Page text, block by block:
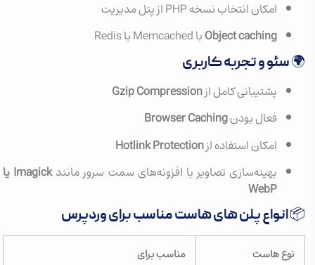
امکان انتخاب نسخه PHP از پنل مدیریت
Object cachingبا Memcached یا Redis
🌍 سئو و تجربه کاربری
پشتیبانی کامل ازGzip Compression
فعال بودنBrowser Caching
امکان استفاده ازHotlink Protection
بهینه‌سازی تصاویر با افزونه‌های سمت سرور مانند
Imagick یا
WebP
📦 انواع پلن های هاست مناسب برای وردپرس
نوع هاست
مناسب برای